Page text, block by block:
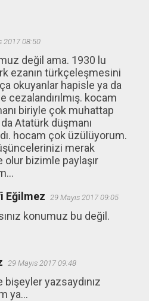
2017 08:50
değil ama. 1930 lu
ezanın türkçeleşmesini
okuyanlar hapisle ya da
cezalandırılmış. kocam
biriyle çok muhattap
Atatürk düşmanı
hocam çok üzülüyorum.
merak
olur bizimle paylaşır
Eğilmez 29 Mayıs 2017 09:05
konumuz bu değil.
29 Mayıs 2017 09:48
bişeyler yazsaydınız
ya...